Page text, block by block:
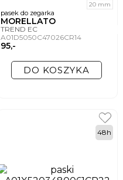
pasek do zegarka
MORELLATO
TREND EC
A01D5050C47026CR14
95,-
20 mm
DO KOSZYKA
48h